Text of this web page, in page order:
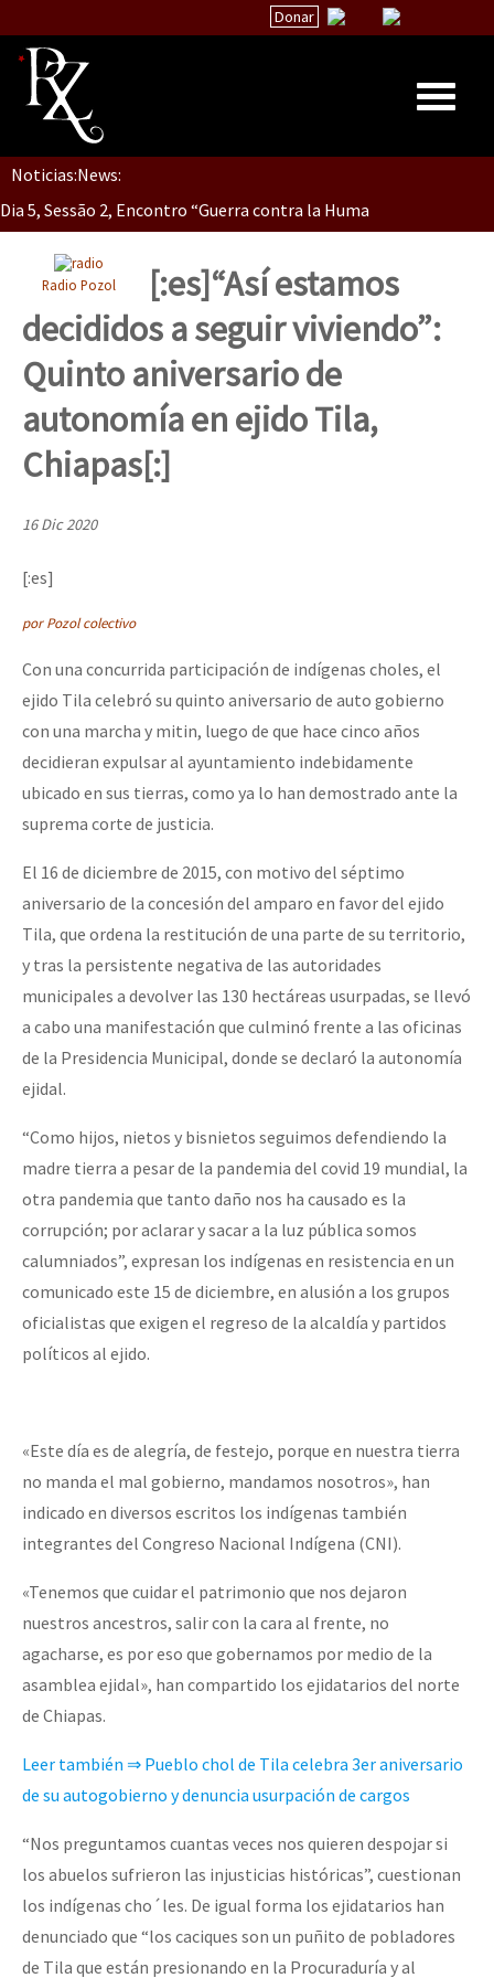
Donar
Inicio
Quiénes Somos
La palabra del EZLN
TEMAS
Chiapas
México
Latinoamérica
La Sexta
AutonomÍa y Resistencia
Megaproyectos
Presos
Mujeres
MULTIMEDIA
Audio
Video
Otras secciones
Semillero Guerra contra la Humanidad. (Las poblaciones y
la naturaleza bajo asedio)
Libros para descargar
Medios Libres
COVID-19
Eventos
Noticias:News:
Dia 5, Sessão 2, Encontro “Guerra contra la Humanidad”
Dia 5, sessão 1, do Encontro “Guerra contra a Humanidade”(As
Dia 4 – Encontro “Guerra contra a Humanidade” (As populações
Dia 3 do Encontro “Guerra contra a Humanidade”
Dia 2 do Encontro “Guerra contra a Humanidad”
Dia 1: Encontro “Guerra contra a Humanidade”
[CDMX – 20 julio] Jornadas globales por la libertad de Jesús
“Sonhando a Terra do Bem Virá” se publica no Estado Espanhol
Se o México sabe, que o mundo saiba! Nossas lutas pela
[25 abr – CDMX] Tokín por el CNI: 30 años de Resistencia y
Radio Pozol
[:es]“Así estamos
decididos a seguir viviendo”:
Quinto aniversario de
autonomía en ejido Tila,
Chiapas[:]
16 Dic 2020
[:es]
por Pozol colectivo
Con una concurrida participación de indígenas choles, el
ejido Tila celebró su quinto aniversario de auto gobierno
con una marcha y mitin, luego de que hace cinco años
decidieran expulsar al ayuntamiento indebidamente
ubicado en sus tierras, como ya lo han demostrado ante la
suprema corte de justicia.
El 16 de diciembre de 2015, con motivo del séptimo
aniversario de la concesión del amparo en favor del ejido
Tila, que ordena la restitución de una parte de su territorio,
y tras la persistente negativa de las autoridades
municipales a devolver las 130 hectáreas usurpadas, se llevó
a cabo una manifestación que culminó frente a las oficinas
de la Presidencia Municipal, donde se declaró la autonomía
ejidal.
“Como hijos, nietos y bisnietos seguimos defendiendo la
madre tierra a pesar de la pandemia del covid 19 mundial, la
otra pandemia que tanto daño nos ha causado es la
corrupción; por aclarar y sacar a la luz pública somos
calumniados”, expresan los indígenas en resistencia en un
comunicado este 15 de diciembre, en alusión a los grupos
oficialistas que exigen el regreso de la alcaldía y partidos
políticos al ejido.
«Este día es de alegría, de festejo, porque en nuestra tierra
no manda el mal gobierno, mandamos nosotros», han
indicado en diversos escritos los indígenas también
integrantes del Congreso Nacional Indígena (CNI).
«Tenemos que cuidar el patrimonio que nos dejaron
nuestros ancestros, salir con la cara al frente, no
agacharse, es por eso que gobernamos por medio de la
asamblea ejidal», han compartido los ejidatarios del norte
de Chiapas.
Leer también ⇒ Pueblo chol de Tila celebra 3er aniversario
de su autogobierno y denuncia usurpación de cargos
“Nos preguntamos cuantas veces nos quieren despojar si
los abuelos sufrieron las injusticias históricas”, cuestionan
los indígenas cho´les. De igual forma los ejidatarios han
denunciado que “los caciques son un puñito de pobladores
de Tila que están presionando en la Procuraduría y al